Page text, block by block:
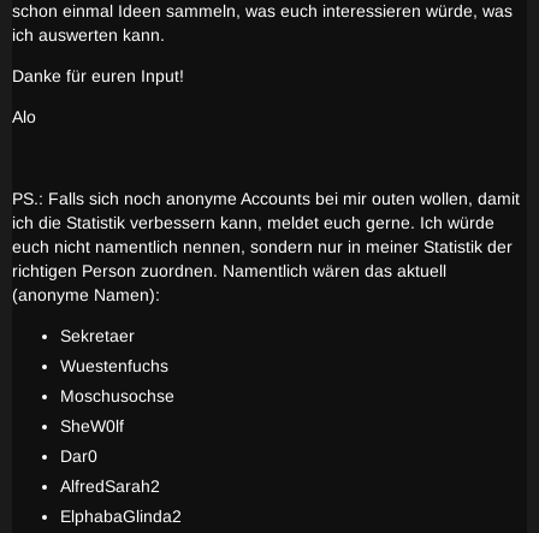
schon einmal Ideen sammeln, was euch interessieren würde, was
ich auswerten kann.
Danke für euren Input!
Alo
PS.: Falls sich noch anonyme Accounts bei mir outen wollen, damit
ich die Statistik verbessern kann, meldet euch gerne. Ich würde
euch nicht namentlich nennen, sondern nur in meiner Statistik der
richtigen Person zuordnen. Namentlich wären das aktuell
(anonyme Namen):
Sekretaer
Wuestenfuchs
Moschusochse
SheW0lf
Dar0
AlfredSarah2
ElphabaGlinda2